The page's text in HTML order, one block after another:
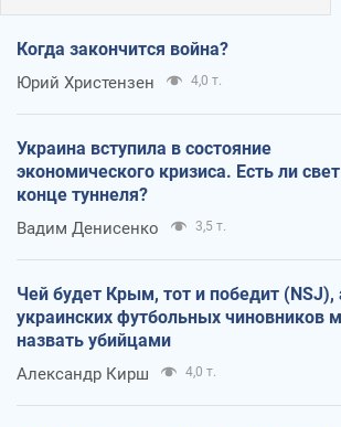
Когда закончится война?
Юрий Христензен 4,0 т.
Украина вступила в состояние
экономического кризиса. Есть ли
конце туннеля?
Вадим Денисенко 3,5 т.
Чей будет Крым, тот и победит (NSJ),
украинских футбольных чиновников
назвать убийцами
Александр Кирш 4,0 т.